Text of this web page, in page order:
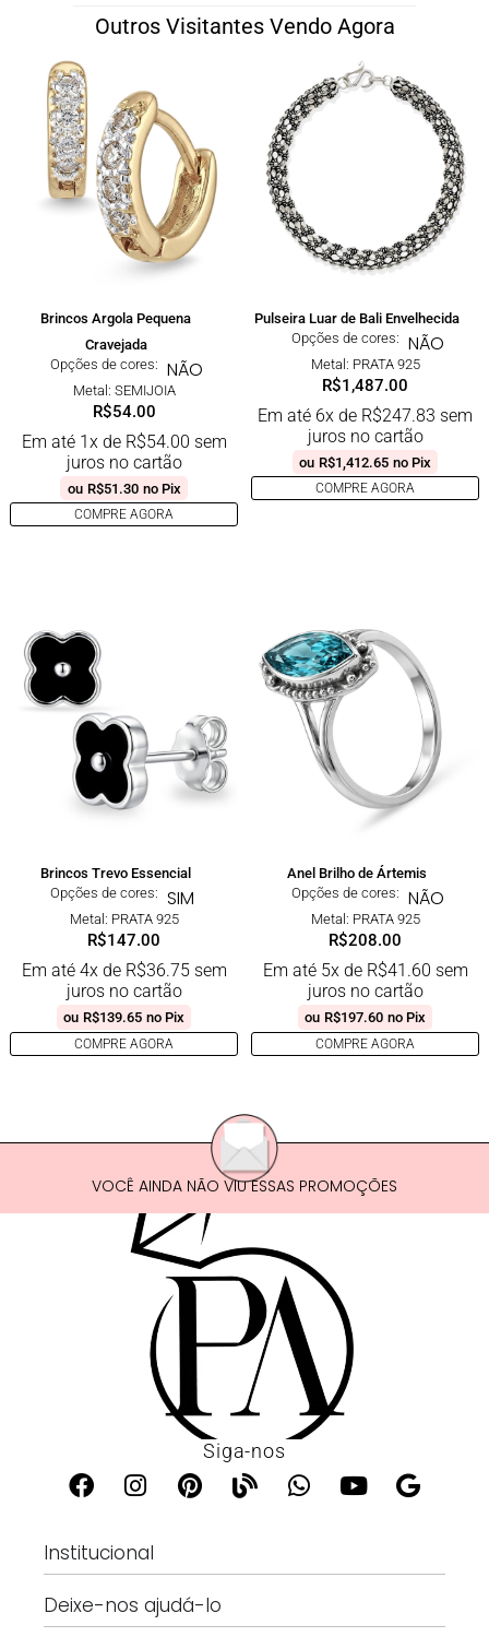
Outros Visitantes Vendo Agora
Brincos Argola Pequena
Cravejada
Opções de cores: NÃO
Metal: SEMIJOIA
R$54.00
Em até 1x de R$54.00 sem
juros no cartão
ou R$51.30 no Pix
COMPRE AGORA
Pulseira Luar de Bali Envelhecida
Opções de cores: NÃO
Metal: PRATA 925
R$1,487.00
Em até 6x de R$247.83 sem
juros no cartão
ou R$1,412.65 no Pix
COMPRE AGORA
Brincos Trevo Essencial
Opções de cores: SIM
Metal: PRATA 925
R$147.00
Em até 4x de R$36.75sem
juros no cartão
ou R$139.65 no Pix
COMPRE AGORA
Anel Brilho de Ártemis
Opções de cores: NÃO
Metal: PRATA 925
R$208.00
Em até 5x de R$41.60 sem
juros no cartão
ou R$197.60 no Pix
COMPRE AGORA
VOCÊ AINDA NÃO VIU ESSAS PROMOÇÕES
Siga-nos
Institucional
Deixe-nos ajudá-lo